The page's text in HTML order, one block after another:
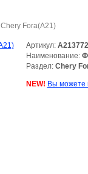
Chery Fora(A21)
Артикул:
Наименование:
Раздел: Chery
NEW! Вы можете